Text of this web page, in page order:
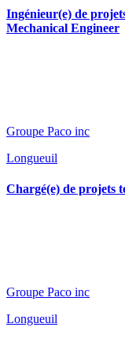
Ingénieur(e) de
Mechanical Engineer
Groupe Paco inc
Longueuil
Chargé(e) de projets
Groupe Paco inc
Longueuil